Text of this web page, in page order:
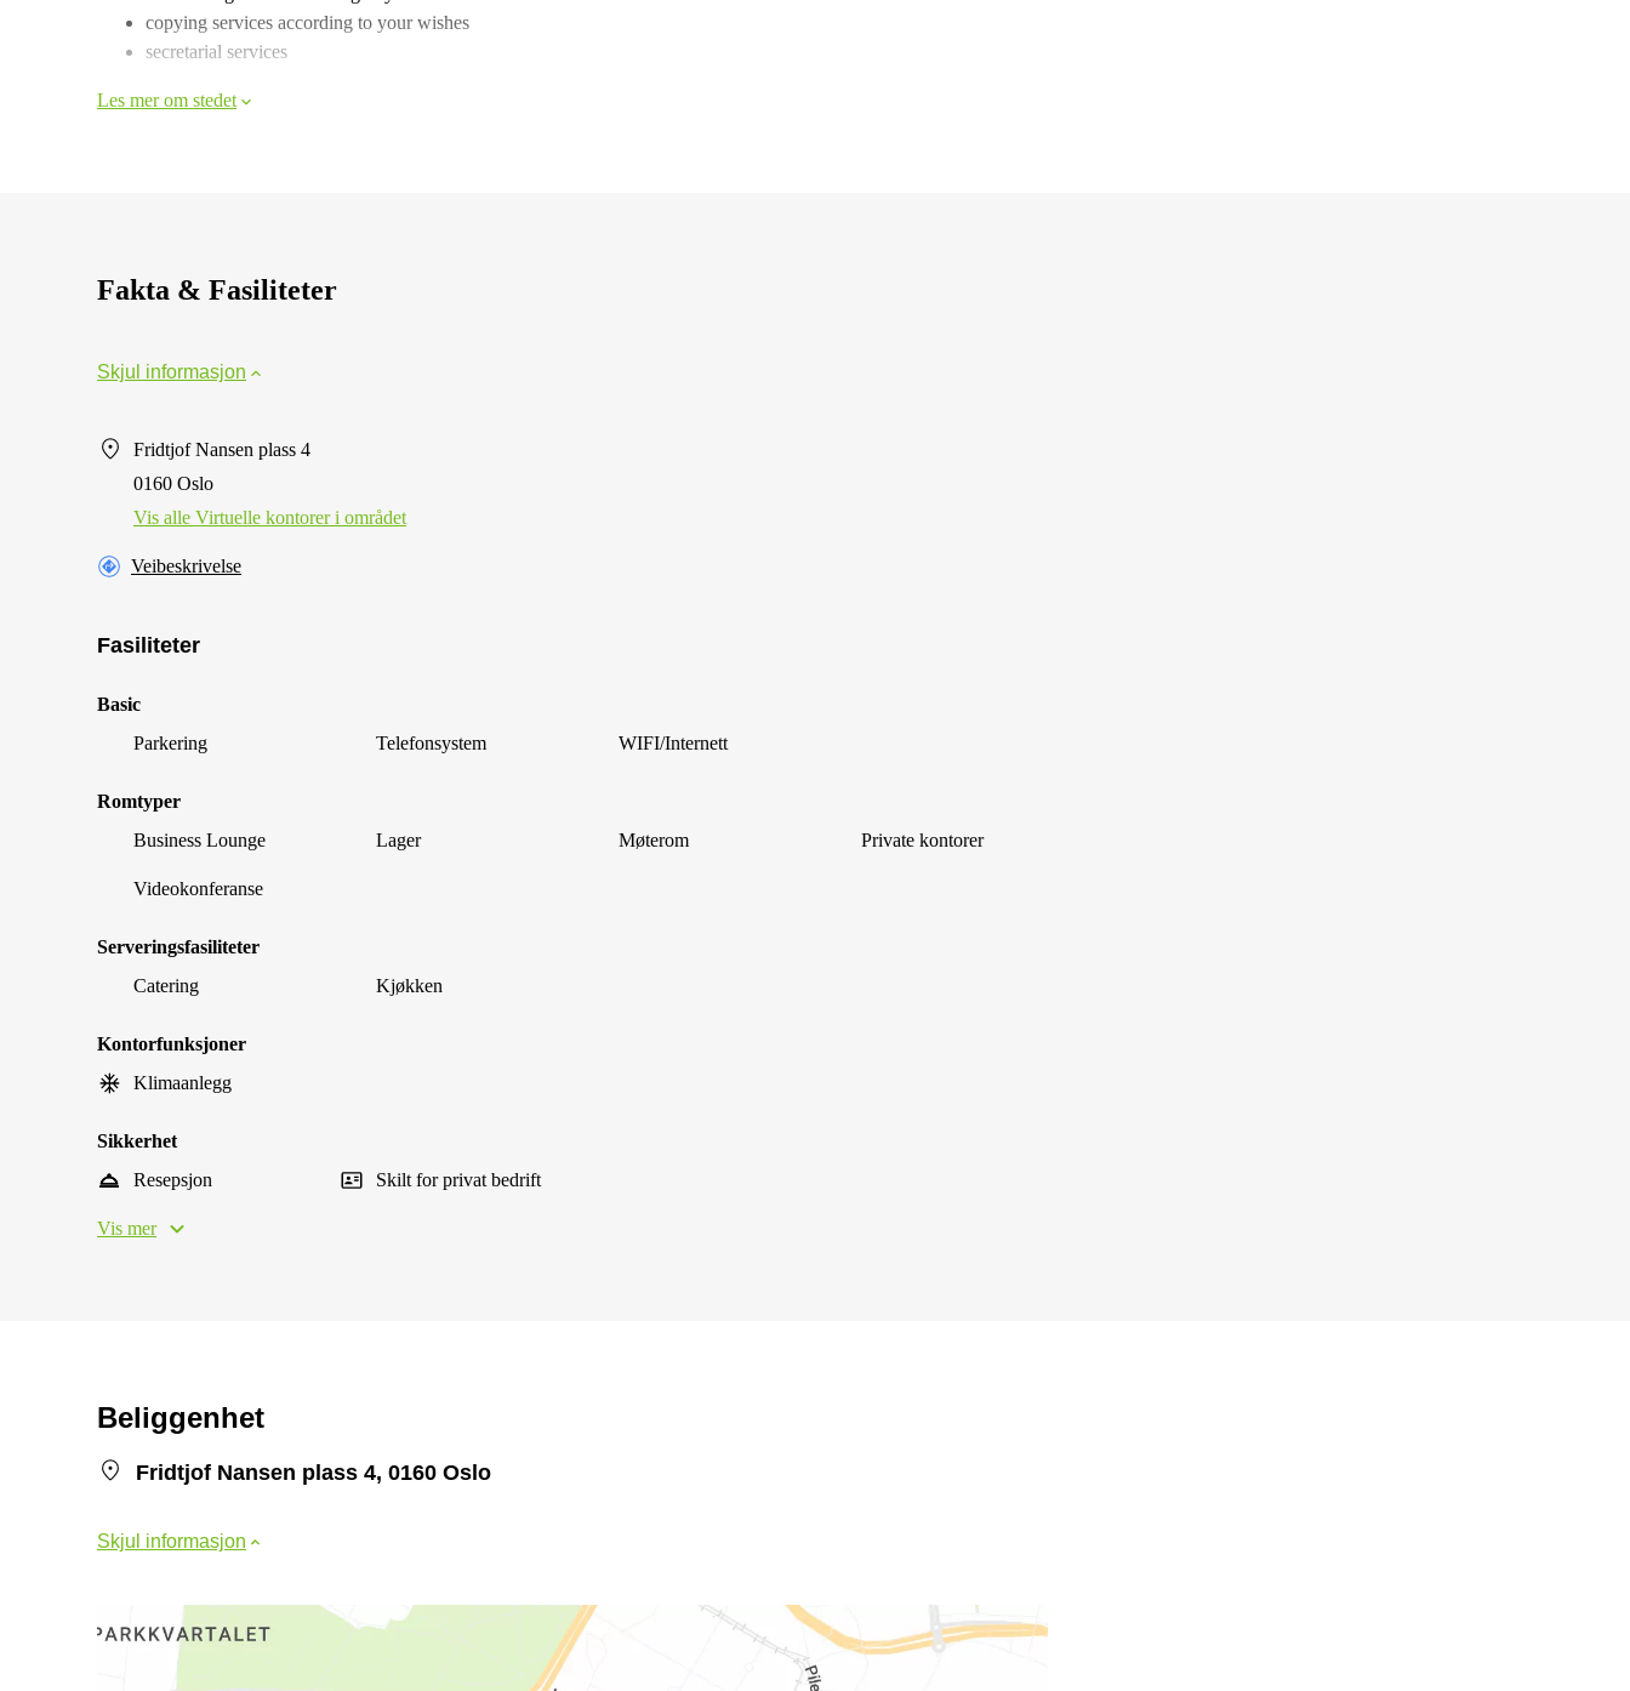
copying services according to your wishes
secretarial services
Les mer om stedet
Fakta & Fasiliteter
Skjul informasjon
Fridtjof Nansen plass 4
0160 Oslo
Vis alle Virtuelle kontorer i området
Veibeskrivelse
Fasiliteter
Basic
Parkering
Telefonsystem WIFI/Internett
Romtyper
Business Lounge
Lager Møterom Private kontorer
Videokonferanse
Serveringsfasiliteter
Catering
Kjøkken
Kontorfunksjoner
Klimaanlegg
Sikkerhet
Resepsjon
Skilt for privat bedrift
Vis mer
Beliggenhet
Fridtjof Nansen plass 4, 0160 Oslo
Skjul informasjon